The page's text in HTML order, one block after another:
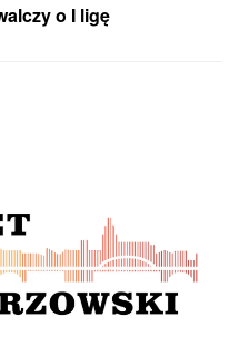
o I ligę